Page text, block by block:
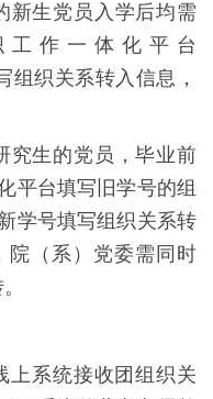
新生党员入学后均需
作一体化平台
组织关系转入信息，
究生的党员，毕业前
平台填写旧学号的组
学号填写组织关系转
院（系）党委需同时
上系统接收团组织关